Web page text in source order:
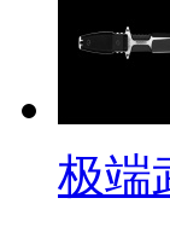
极端